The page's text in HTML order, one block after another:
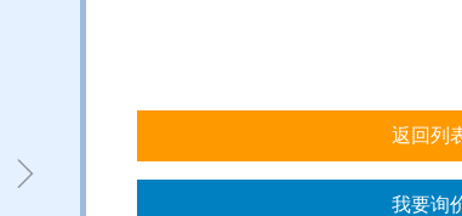
ꁇ
返回列
我要询